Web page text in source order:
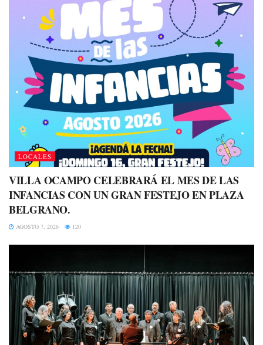
LOCALES
VILLA OCAMPO CELEBRARÁ EL MES DE LAS
INFANCIAS CON UN GRAN FESTEJO EN PLAZA
BELGRANO.
AGOSTO 7, 2026 120